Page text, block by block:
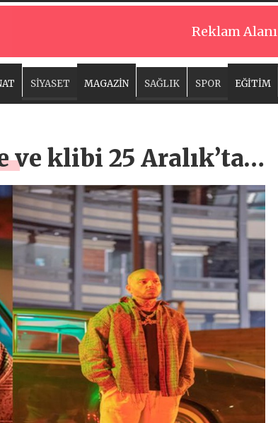
Reklam Alanı
SİYASET MAGAZİN SAĞLIK SPOR EĞİTİM
ve klibi 25 Aralık’ta…